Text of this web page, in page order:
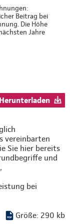
Beitrag bei
Die Höhe
Jahre
Herunterladen
vereinbarten
Sie hier bereits
und
bei
Größe: 290 kb